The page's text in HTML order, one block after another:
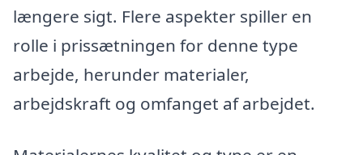
længere sigt. Flere aspekter spiller en
rolle i prissætningen for denne type
arbejde, herunder materialer,
arbejdskraft og omfanget af arbejdet.